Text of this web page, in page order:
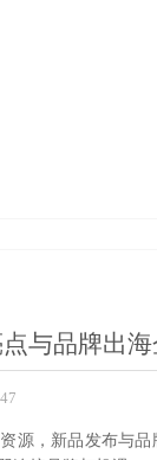
与品牌出
源，新品发布与